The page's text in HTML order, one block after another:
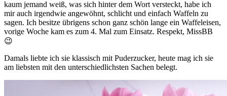
kaum jemand weiß, was sich hinter dem Wort versteckt, habe ich
mir auch irgendwie angewöhnt, schlicht und einfach Waffeln zu
sagen. Ich besitze übrigens schon ganz schön lange ein Waffeleisen,
vorige Woche kam es zum 4. Mal zum Einsatz. Respekt, MissBB
😉
Damals liebte ich sie klassisch mit Puderzucker, heute mag ich sie
am liebsten mit den unterschiedlichsten Sachen belegt.